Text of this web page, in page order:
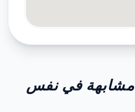
في نفس